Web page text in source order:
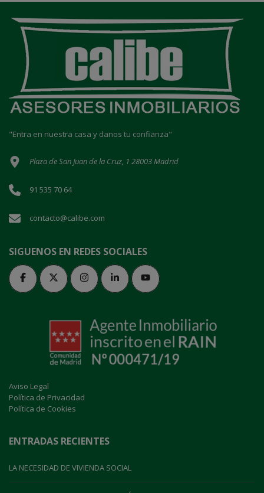
"Entra en nuestra casa y danos tu confianza"
Plaza de San Juan de la Cruz, 1 28003 Madrid
91 535 70 64
contacto@calibe.com
SIGUENOS EN REDES SOCIALES
Aviso Legal
Política de Privacidad
Política de Cookies
ENTRADAS RECIENTES
LA NECESIDAD DE VIVIENDA SOCIAL